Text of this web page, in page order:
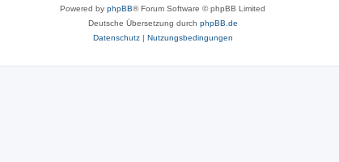
Powered by phpBB® Forum Software © phpBB Limited
Deutsche Übersetzung durch phpBB.de
Datenschutz| Nutzungsbedingungen